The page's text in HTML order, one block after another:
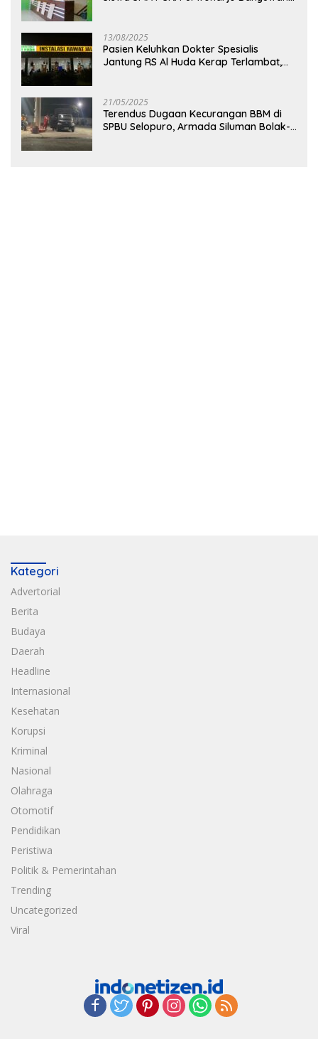
13/08/2025
Pasien Keluhkan Dokter Spesialis
Jantung RS Al Huda Kerap Terlambat,
21/05/2025
Terendus Dugaan Kecurangan BBM di
SPBU Selopuro, Armada Siluman Bolak-
Kategori
Advertorial
Berita
Budaya
Daerah
Headline
Internasional
Kesehatan
Korupsi
Kriminal
Nasional
Olahraga
Otomotif
Pendidikan
Peristiwa
Politik & Pemerintahan
Trending
Uncategorized
Viral